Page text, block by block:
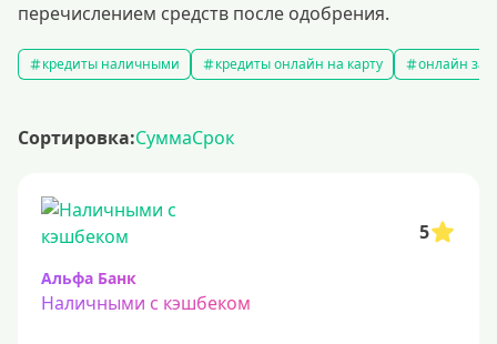
перечислением средств после одобрения.
кредиты наличными кредиты онлайн на карту онлайн
Сортировка:СуммаСрок
5
Альфа Банк
Наличными с кэшбеком